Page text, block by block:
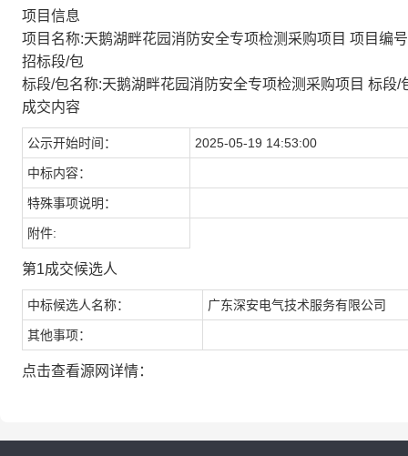
项目信息
项目名称:天鹅湖畔花园消防安全专项检测采购项目 项目编
招标段/包
标段/包名称:天鹅湖畔花园消防安全专项检测采购项目 标段
成交内容
公示开始时间： 2025-05-19 14:53:00
中标内容：
特殊事项说明：
附件:
第1成交候选人
中标候选人名称： 广东深安电气技术服务有限公司
其他事项：
点击查看源网详情：